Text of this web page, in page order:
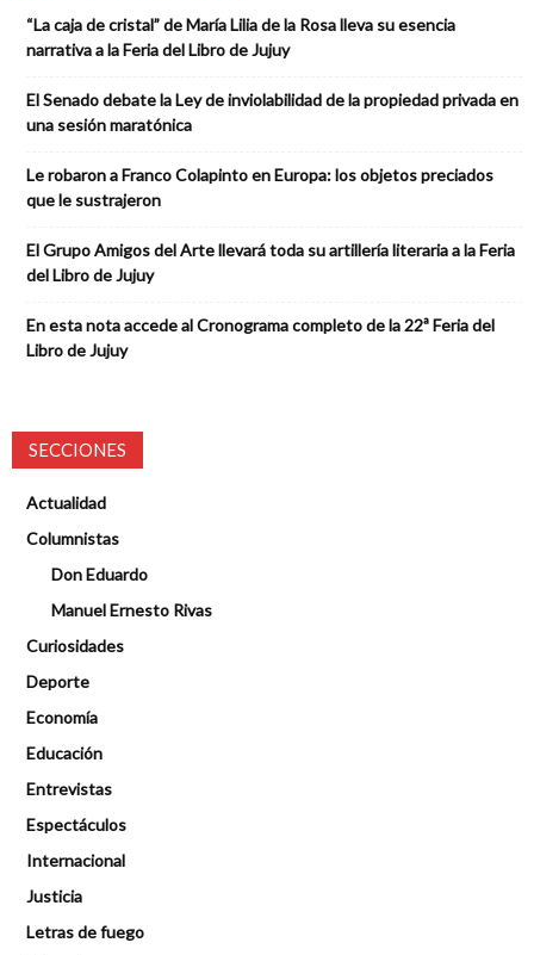
“La caja de cristal” de María Lilia de la Rosa lleva su esencia
narrativa a la Feria del Libro de Jujuy
El Senado debate la Ley de inviolabilidad de la propiedad privada en
una sesión maratónica
Le robaron a Franco Colapinto en Europa: los objetos preciados
que le sustrajeron
El Grupo Amigos del Arte llevará toda su artillería literaria a la Feria
del Libro de Jujuy
En esta nota accede al Cronograma completo de la 22ª Feria del
Libro de Jujuy
SECCIONES
Actualidad
Columnistas
Don Eduardo
Manuel Ernesto Rivas
Curiosidades
Deporte
Economía
Educación
Entrevistas
Espectáculos
Internacional
Justicia
Letras de fuego